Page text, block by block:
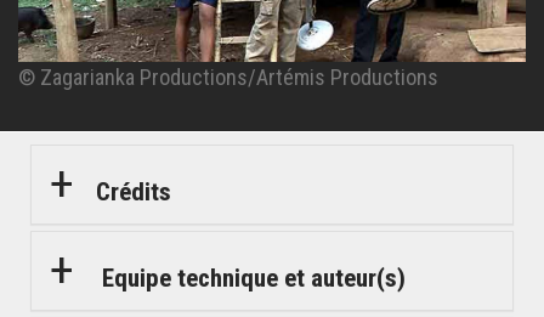
© Zagarianka Productions/Artémis Productions
© Zagarianka Productions/Artémis Productions
© Zagarianka Productions/Artémis Productions
© Zagarianka Productions/Artémis Productions
Crédits
Equipe technique et auteur(s)